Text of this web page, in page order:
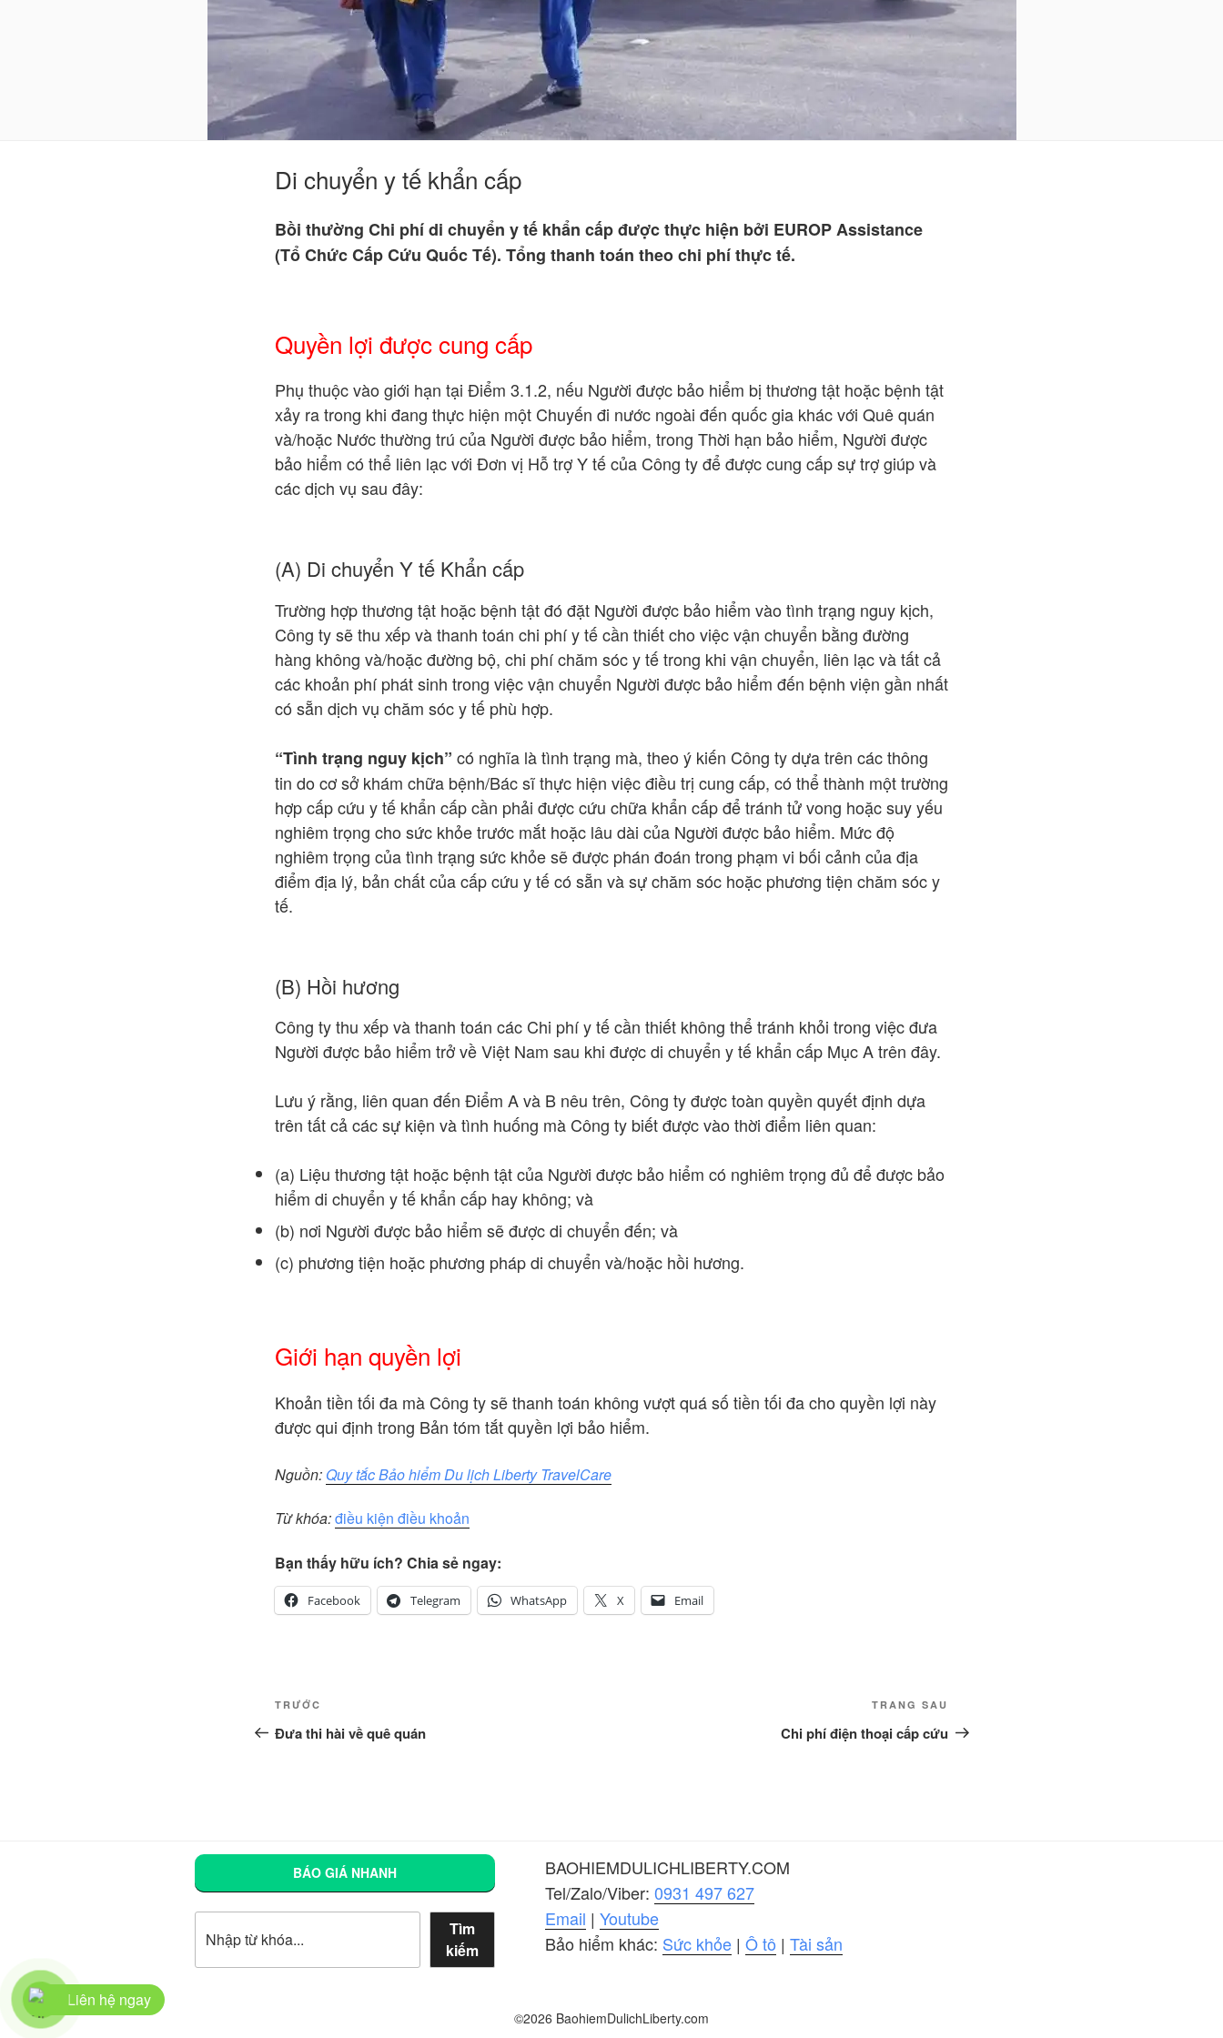
Di chuyển y tế khẩn cấp
Bồi thường Chi phí di chuyển y tế khẩn cấp được thực hiện bởi EUROP Assistance
(Tổ Chức Cấp Cứu Quốc Tế). Tổng thanh toán theo chi phí thực tế.
Quyền lợi được cung cấp
Phụ thuộc vào giới hạn tại Điểm 3.1.2, nếu Người được bảo hiểm bị thương tật hoặc bệnh tật
xảy ra trong khi đang thực hiện một Chuyến đi nước ngoài đến quốc gia khác với Quê quán
và/hoặc Nước thường trú của Người được bảo hiểm, trong Thời hạn bảo hiểm, Người được
bảo hiểm có thể liên lạc với Đơn vị Hỗ trợ Y tế của Công ty để được cung cấp sự trợ giúp và
các dịch vụ sau đây:
(A) Di chuyển Y tế Khẩn cấp
Trường hợp thương tật hoặc bệnh tật đó đặt Người được bảo hiểm vào tình trạng nguy kịch,
Công ty sẽ thu xếp và thanh toán chi phí y tế cần thiết cho việc vận chuyển bằng đường
hàng không và/hoặc đường bộ, chi phí chăm sóc y tế trong khi vận chuyển, liên lạc và tất cả
các khoản phí phát sinh trong việc vận chuyển Người được bảo hiểm đến bệnh viện gần nhất
có sẵn dịch vụ chăm sóc y tế phù hợp.
“Tình trạng nguy kịch” có nghĩa là tình trạng mà, theo ý kiến Công ty dựa trên các thông
tin do cơ sở khám chữa bệnh/Bác sĩ thực hiện việc điều trị cung cấp, có thể thành một trường
hợp cấp cứu y tế khẩn cấp cần phải được cứu chữa khẩn cấp để tránh tử vong hoặc suy yếu
nghiêm trọng cho sức khỏe trước mắt hoặc lâu dài của Người được bảo hiểm. Mức độ
nghiêm trọng của tình trạng sức khỏe sẽ được phán đoán trong phạm vi bối cảnh của địa
điểm địa lý, bản chất của cấp cứu y tế có sẵn và sự chăm sóc hoặc phương tiện chăm sóc y
tế.
(B) Hồi hương
Công ty thu xếp và thanh toán các Chi phí y tế cần thiết không thể tránh khỏi trong việc đưa
Người được bảo hiểm trở về Việt Nam sau khi được di chuyển y tế khẩn cấp Mục A trên đây.
Lưu ý rằng, liên quan đến Điểm A và B nêu trên, Công ty được toàn quyền quyết định dựa
trên tất cả các sự kiện và tình huống mà Công ty biết được vào thời điểm liên quan:
(a) Liệu thương tật hoặc bệnh tật của Người được bảo hiểm có nghiêm trọng đủ để được bảo
hiểm di chuyển y tế khẩn cấp hay không; và
(b) nơi Người được bảo hiểm sẽ được di chuyển đến; và
(c) phương tiện hoặc phương pháp di chuyển và/hoặc hồi hương.
Giới hạn quyền lợi
Khoản tiền tối đa mà Công ty sẽ thanh toán không vượt quá số tiền tối đa cho quyền lợi này
được qui định trong Bản tóm tắt quyền lợi bảo hiểm.
Nguồn: Quy tắc Bảo hiểm Du lịch Liberty TravelCare
Từ khóa:điều kiện điều khoản
Bạn thấy hữu ích? Chia sẻ ngay:
Facebook Telegram WhatsApp X Email
Điều
hướng
Bài
cũ
TRƯỚC
Đưa thi hài về quê quán
tiếp
TRANG SAU
Chi phí điện thoại cấp cứu
BÁO GIÁ NHANH
Tìm
kiếm
BAOHIEMDULICHLIBERTY.COM
Tel/Zalo/Viber: 0931 497 627
Email | Youtube
Bảo hiểm khác: Sức khỏe| Ô tô | Tài sản
©2026 BaohiemDulichLiberty.com
Liên hệ ngay